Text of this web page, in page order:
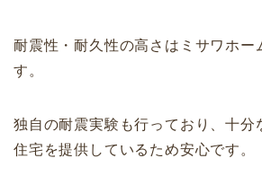
耐震性・耐久性の高さはミサワホー
す。
独自の耐震実験も行っており、十分
住宅を提供しているため安心です。